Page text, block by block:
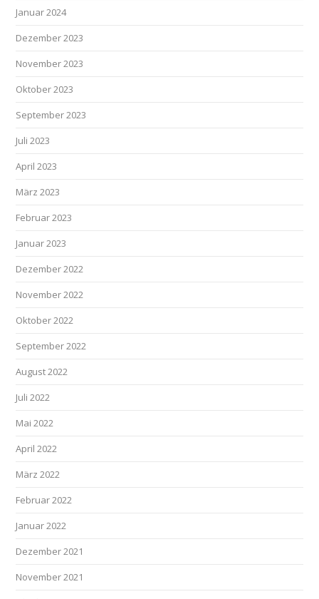
Januar 2024
Dezember 2023
November 2023
Oktober 2023
September 2023
Juli 2023
April 2023
März 2023
Februar 2023
Januar 2023
Dezember 2022
November 2022
Oktober 2022
September 2022
August 2022
Juli 2022
Mai 2022
April 2022
März 2022
Februar 2022
Januar 2022
Dezember 2021
November 2021